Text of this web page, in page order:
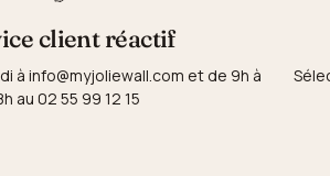
client réactif
à info@myjoliewall.com et de 9h à
au 02 55 99 12 15